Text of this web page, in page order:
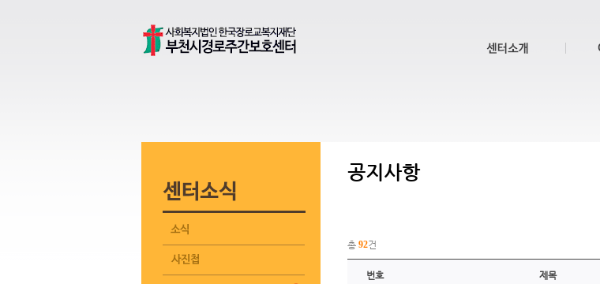
공지사항
총 92건
번호 제목